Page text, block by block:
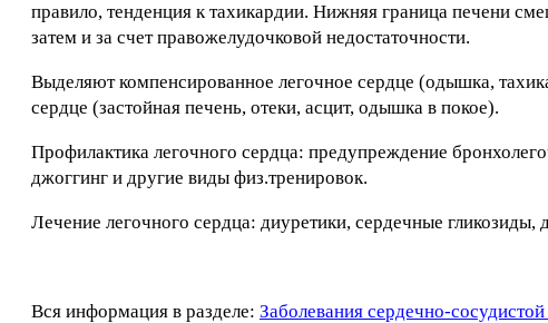
правило, тенденция к тахикардии. Нижняя граница печени
затем и за счет правожелудочковой недостаточности.
Выделяют компенсированное легочное сердце (одышка,
сердце (застойная печень, отеки, асцит, одышка в покое).
Профилактика легочного сердца: предупреждение
джоггинг и другие виды физ.тренировок.
Лечение легочного сердца: диуретики, сердечные гликозиды,
Вся информация в разделе: Заболевания сердечно-